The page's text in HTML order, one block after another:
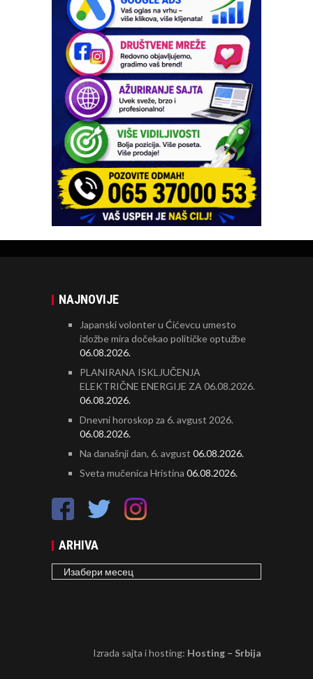
NAJNOVIJE
Japanski volonter u Ćićevcu umesto
izložbe mira dočekao političke optužbe
06.08.2026.
PLANIRANA ISKLJUČENJA
ELEKTRIČNE ENERGIJE ZA 06.08.2026.
06.08.2026.
Dnevni horoskop za 6. avgust 2026.
06.08.2026.
Na današnji dan, 6. avgust 06.08.2026.
Sveta mučenica Hristina 06.08.2026.
ARHIVA
ARHIVA
Izrada sajta i hosting: Hosting – Srbija